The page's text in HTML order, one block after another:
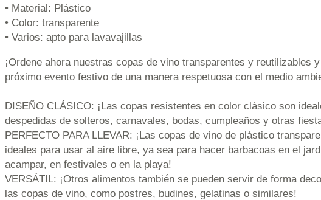
• Material: Plástico
• Color: transparente
• Varios: apto para lavavajillas
¡Ordene ahora nuestras copas de vino transparentes y reutilizables
próximo evento festivo de una manera respetuosa con el medio
DISEÑO CLÁSICO: ¡Las copas resistentes en color clásico son
despedidas de solteros, carnavales, bodas, cumpleaños y otras
PERFECTO PARA LLEVAR: ¡Las copas de vino de plástico
ideales para usar al aire libre, ya sea para hacer barbacoas en el
acampar, en festivales o en la playa!
VERSÁTIL: ¡Otros alimentos también se pueden servir de forma
las copas de vino, como postres, budines, gelatinas o similares!